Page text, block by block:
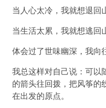
当人心太冷，我就想退回
当生活太累，我就想逃回
体会过了世味幽深，我向
我总这样对自己说：可以
的箭头往回拨，把风筝的
在出发的原点。